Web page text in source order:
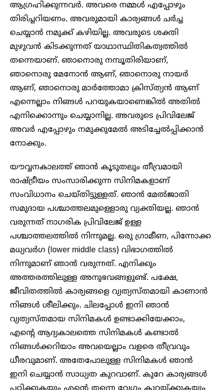
ആഗ്രഹിക്കുന്നവർ. അവരെ നമ്മൾ എപ്പോഴും
തിരിച്ചറിയണം. അവരുമായി കാര്യങ്ങൾ ചർച്ച
ചെയ്യാൻ നമുക്ക് കഴിയില്ല. അവരുടെ ശക്തി
മുഴുവൻ കിടക്കുന്നത് യാഥാസ്ഥിതികത്വത്തിൽ
തന്നെയാണ്. ഞാനൊരു നമ്പൂതിരിയാണ്,
ഞാനൊരു മേനോൻ ആണ്, ഞാനൊരു നായർ
ആണ്, ഞാനൊരു മാർത്തോമാ ക്രിസ്ത്യൻ ആണ്
എന്നെല്ലാം നിങ്ങൾ പറയുകയാണെങ്കിൽ അതിൽ
എനിക്കൊന്നും ചെയ്യാനില്ല. അവരുടെ പ്രിവിലേജ്
അവർ എപ്പോഴും നമുക്കുമേൽ അടിച്ചേൽപ്പിക്കാൻ
നോക്കും.
യൗവ്വനകാലത്ത് ഞാൻ കൂടുതലും തീവ്രമായി
രാഷ്ട്രീയം സംസാരിക്കുന്ന സിനിമകളാണ്
സംവിധാനം ചെയ്തിട്ടുള്ളത്. ഞാൻ മേൽജാതി
സമുദായ പശ്ചാത്തലമുള്ളൊരു വ്യക്തിയല്ല. ഞാൻ
വരുന്നത് നാഗരിക പ്രിവിലേജ് ഉള്ള
പശ്ചാത്തലത്തിൽ നിന്നുമല്ല. ഒരു ഗ്രാമീണ, പിന്നോക്ക
മധ്യവർഗ (lower middle class) വിഭാഗത്തിൽ
നിന്നുമാണ് ഞാൻ വരുന്നത്. എനിക്കും
അത്തരത്തിലുള്ള അനുഭവങ്ങളുണ്ട്. പക്ഷേ,
ജീവിതത്തിൽ കാര്യങ്ങളെ വ്യത്യസ്തമായി കാണാൻ
നിങ്ങൾ ശീലിക്കും. ചിലപ്പോൾ ഇനി ഞാൻ
വ്യത്യസ്തമായ സിനിമകൾ ഉണ്ടാക്കിയേക്കാം,
എന്റെ ആദ്യകാലത്തെ സിനിമകൾ കണ്ടാൽ
നിങ്ങൾക്കറിയാം അവയെല്ലാം വളരെ തീവ്രവും
ധീരവുമാണ്. അതേപോലുള്ള സിനിമകൾ ഞാൻ
ഇനി ചെയ്യാൻ സാധ്യത കുറവാണ്. കുറേ കാര്യങ്ങൾ